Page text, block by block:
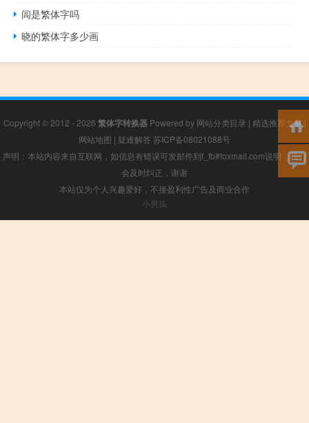
闾是繁体字吗
晓的繁体字多少画
Copyright © 2012 - 2026 繁体字转换器Powered by 网站分类目录 | 精选推荐文章|
网站地图 | 疑难解答 苏ICP备08021088号
声明：本站内容来自互联网，如信息有错误可发邮件到f_fb#foxmail.com说明，我们
会及时纠正，谢谢
本站仅为个人兴趣爱好，不接盈利性广告及商业合作
小男孩